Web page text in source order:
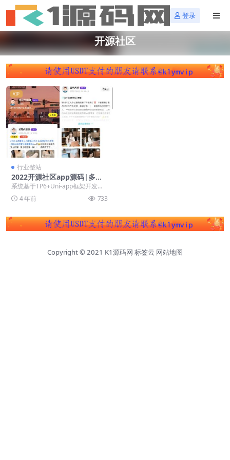
登录
开源社区
VIP
行业整站
2022开源社区app源码|多端
圈子社区论坛系统
系统基于TP6+Uni-app框架开发；
客户移动端采用uni-app开发，管理
后...4 年前 733
Copyright © 2021 K1源码网 标签云 网站地图